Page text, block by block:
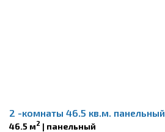
2 -комнаты 46.5 кв.м. панельный
46.5 м2 | панельный